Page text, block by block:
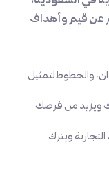
وأهداف
لتمثيل
من فرصك
ويترك